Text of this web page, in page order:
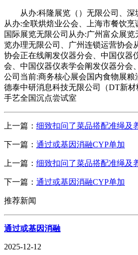
从办:科隆展览（）无限公司、深
从办:全联烘焙业公会、上海市餐饮
国际展览无限公司从办:广州富众展
览办理无限公司、广州连锁运营协会
协会正在线阐发仪器分会、中国仪器
会、中国仪器仪表学会阐发仪器分会
公司当前:商务核心展会国内食物展粮
德泰中研消息科技无限公司（DT新
手艺全国沉点尝试室
上一篇： 细致扣问了菜品搭配准绳及
下一篇： 通过或基因消融CYP单加
上一篇： 细致扣问了菜品搭配准绳及
下一篇： 通过或基因消融CYP单加
推荐新闻
通过或基因消融
2025-12-12